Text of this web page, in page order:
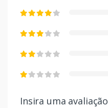
Insira uma avaliação